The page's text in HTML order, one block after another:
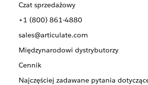
Czat sprzedażowy
+1 (800) 861-4880
sales@articulate.com
Międzynarodowi dystrybutorzy
Cennik
Najczęściej zadawane pytania